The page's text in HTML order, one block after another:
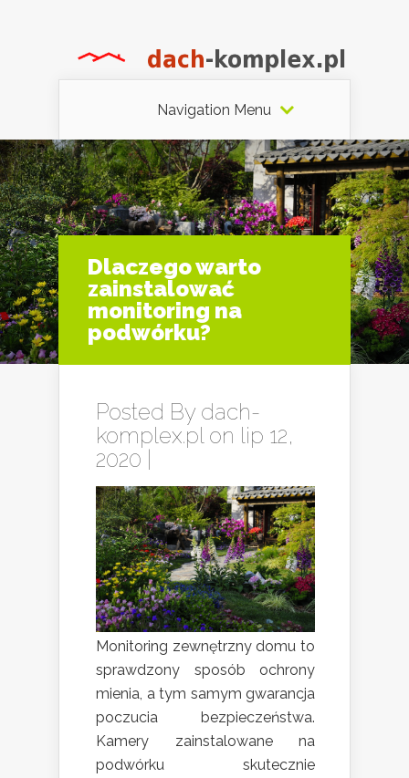
Navigation Menu
Dlaczego warto
zainstalować
monitoring na
podwórku?
Posted By dach-
komplex.plon lip 12,
2020 |
Monitoring zewnętrzny domu to
sprawdzony sposób ochrony
mienia, a tym samym gwarancja
poczucia bezpieczeństwa.
Kamery zainstalowane na
podwórku skutecznie